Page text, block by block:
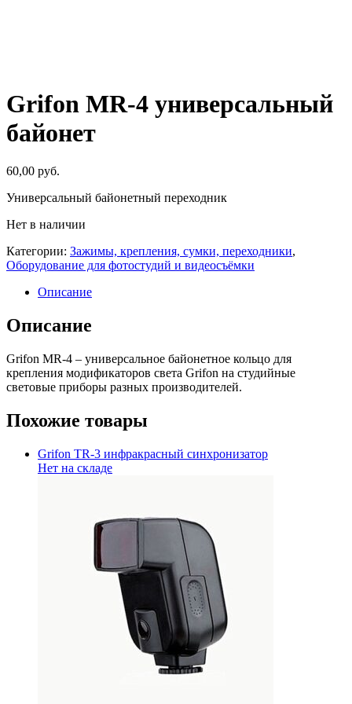
Grifon MR-4 универсальный
байонет
60,00 руб.
Универсальный байонетный переходник
Нет в наличии
Категории: Зажимы, крепления, сумки, переходники,
Оборудование для фотостудий и видеосъёмки
Описание
Описание
Grifon MR-4 – универсальное байонетное кольцо для
крепления модификаторов света Grifon на студийные
световые приборы разных производителей.
Похожие товары
Grifon TR-3 инфракрасный синхронизатор
Нет на складе